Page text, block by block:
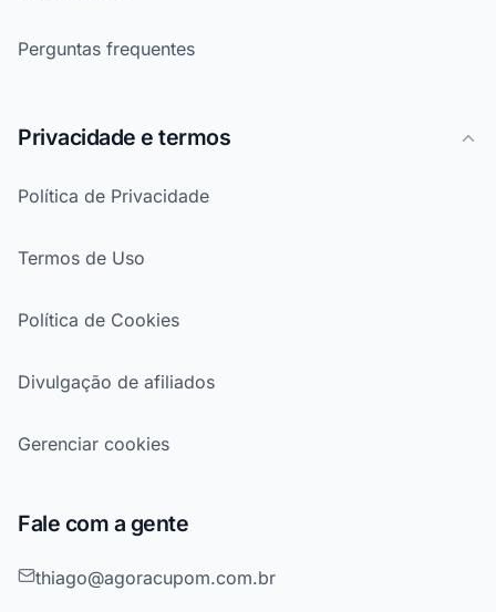
Perguntas frequentes
Privacidade e termos
Política de Privacidade
Termos de Uso
Política de Cookies
Divulgação de afiliados
Gerenciar cookies
Fale com a gente
thiago@agoracupom.com.br